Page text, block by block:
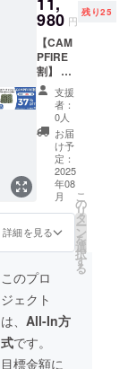
ます。
ご了承
頂いた
上でご
支援頂
けます
様お願
い致し
ます。
2025年
09月頃
からオ
ンライ
ショッ
にて一
般販売
定で
す。
支援に
より量
が向上
した場
合、正
規販売
価格が
販売予
定価格
より下
がる可
能性も
ござい
ます。
品が発
生する
があり
ご了承
頂いた
支援頂
けます
料込み
の金額
になり
ます。
※ご注文
状況、
使用部
材の供
給状
況、製
造工程
上の都
合等に
より出
荷時期
が遅れ
ます。
支援に
より量
産効率
が向上
した場
12,760
円 ※カ
ラー：
グリー
ン（グ
リーン
以外の
カラー
はプロ
ジェク
ト成功
後の販
売を目
標とし
ており
ます）
べて
税・送
料込み
の金額
になり
ます。
※ご注文
980 円
残り25
【CAM
PFIRE
割】 ・
リター
ン内
容：3D
エアー
クッ
ション
(Inflata
cushion
) ×３
セット
・一般
販売予
定価
格：
19,140
円 ※カ
ラー：
グリー
ン（グ
支援
者：
0人
お届
け予
定：
2025
年08
月
詳細を見る
こ
の
リ
タ
ー
ン
を
選
択
す
る
このプロ
ジェクト
は、 All-In方
式です。
目標金額に